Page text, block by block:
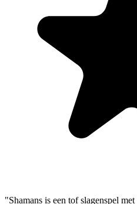
"Shamans is een tof slagenspel